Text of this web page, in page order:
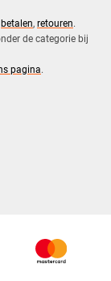
betalen, retouren.​
de categorie bij
pagina.